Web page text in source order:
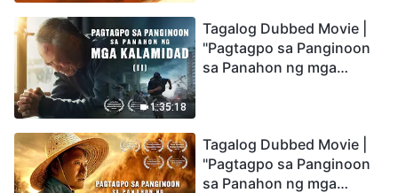
1:35:18
Tagalog Dubbed Movie |
"Pagtagpo sa Panginoon
sa Panahon ng mga
Tayo Makakapasok sa
Kaharian ng Diyos?
Tagalog Dubbed Movie |
"Pagtagpo sa Panginoon
sa Panahon ng mga